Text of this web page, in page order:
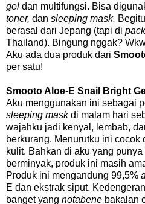
gel dan multifungsi. Bisa
toner, dan sleeping mask.
berasal dari Jepang (tapi di
Thailand). Bingung nggak?
Aku ada dua produk dari
per satu!
Smooto Aloe-E Snail Bright
Aku menggunakan ini sebagai
sleeping maskdi malam hari
wajahku jadi kenyal, lembab,
berkurang. Menurutku ini
kulit. Bahkan di aku yang
berminyak, produk ini masih
Produk ini mengandung 99,5%
E dan ekstrak siput.
banget yang notabene bakalan